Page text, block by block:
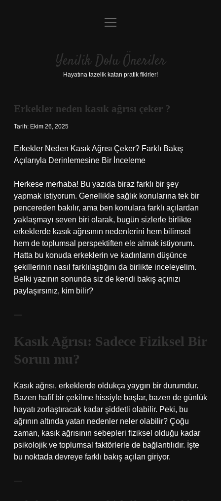
Anasayfa
Yasal Uyarı
menüyü
Yenilik Dolu Öneriler
Hayatına tazelik katan pratik fikirler!
Erkekler neden kasık ağrısı çeker ?
Tarih: Ekim 26, 2025
Erkekler Neden Kasık Ağrısı Çeker? Farklı Bakış
Açılarıyla Derinlemesine Bir İnceleme
Herkese merhaba! Bu yazıda biraz farklı bir şey
yapmak istiyorum. Genellikle sağlık konularına tek bir
pencereden bakılır, ama ben konulara farklı açılardan
yaklaşmayı seven biri olarak, bugün sizlerle birlikte
erkeklerde kasık ağrısının nedenlerini hem bilimsel
hem de toplumsal perspektiften ele almak istiyorum.
Hatta bu konuda erkeklerin ve kadınların düşünce
şekillerinin nasıl farklılaştığını da birlikte inceleyelim.
Belki yazının sonunda siz de kendi bakış açınızı
paylaşırsınız, kim bilir?
—
Kasık Ağrısı: Sadece Fiziksel Bir
Sorun mu?
Kasık ağrısı, erkeklerde oldukça yaygın bir durumdur.
Bazen hafif bir çekilme hissiyle başlar, bazen de günlük
hayatı zorlaştıracak kadar şiddetli olabilir. Peki, bu
ağrının altında yatan nedenler neler olabilir? Çoğu
zaman, kasık ağrısının sebepleri fiziksel olduğu kadar
psikolojik ve toplumsal faktörlerle de bağlantılıdır. İşte
bu noktada devreye farklı bakış açıları giriyor.
—